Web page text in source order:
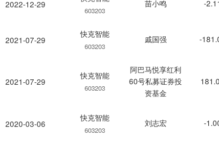
2022-12-29
2021-07-29
2021-07-29
2020-03-06
603203
苗小鸣 -
快克智能
603203
戚国强 -
快克智能
603203
阿巴马悦享红利
60号私募证券投
资基金
快克智能
603203
刘志宏 -